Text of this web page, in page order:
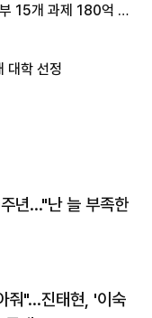
15개 과제 180억 지
대학 선정
년…"난 늘 부족한
줘"…진태현, '이숙